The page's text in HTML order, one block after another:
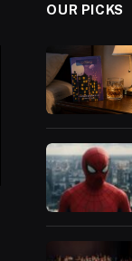
OUR PICKS